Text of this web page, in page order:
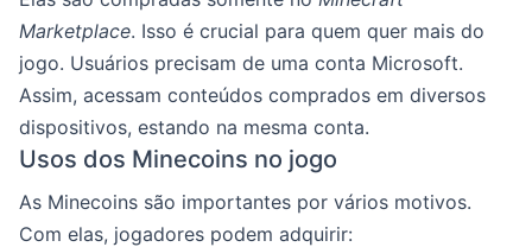
Marketplace. Isso é crucial para quem quer mais do
jogo. Usuários precisam de uma conta Microsoft.
Assim, acessam conteúdos comprados em diversos
dispositivos, estando na mesma conta.
Usos dos Minecoins no jogo
As Minecoins são importantes por vários motivos.
Com elas, jogadores podem adquirir: